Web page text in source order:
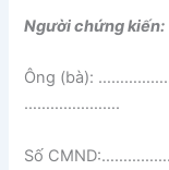
Người chứng kiến:
Ông (bà):
………………….
Số